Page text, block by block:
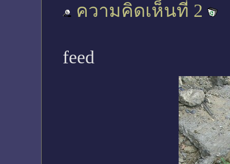
ความคิดเห็นที่ 2
feed